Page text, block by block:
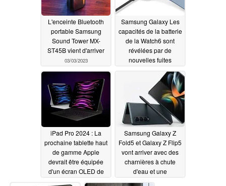
L'enceinte Bluetooth
portable Samsung
Sound Tower MX-
ST45B vient d'arriver
03/03/2023
Samsung Galaxy Les
capacités de la batterie
de la Watch6 sont
révélées par de
nouvelles fuites
iPad Pro 2024 : La
prochaine tablette haut
de gamme Apple
devrait être équipée
d'un écran OLED de
LG ou Samsung
Samsung Galaxy Z
Fold5 et Galaxy Z Flip5
vont arriver avec des
charnières à chute
d'eau et une
classification IPX8